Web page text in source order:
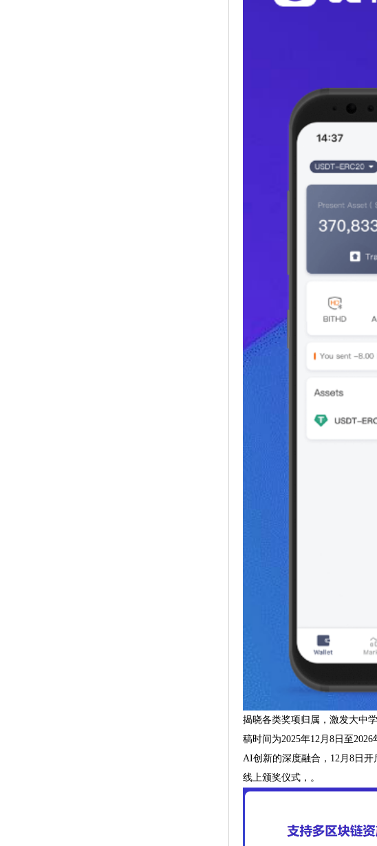
揭晓各类奖项归属，激发大中
稿时间为2025年12月8日至
AI创新的深度融合，12月8日
线上颁奖仪式，。